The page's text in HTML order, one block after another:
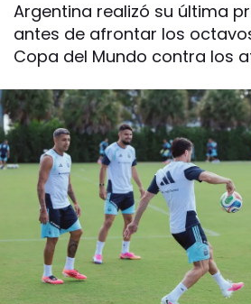
Argentina realizó su última
antes de afrontar los
Copa del Mundo contra los